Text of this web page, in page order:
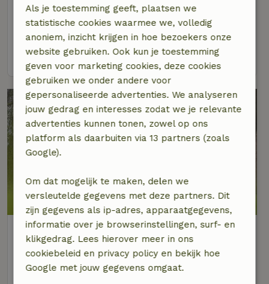
Op 3 km afstand van Bakkeveen
5 personen3 slaapkamers
bekijk
Natuurhuisje in Waskemeer
Op 3 km afstand van Bakkeveen
9/10
2 personen1 slaapkamer
Als je toestemming geeft, plaatsen we
statistische cookies waarmee we, volledig
anoniem, inzicht krijgen in hoe bezoekers onze
website gebruiken. Ook kun je toestemming
geven voor marketing cookies, deze cookies
gebruiken we onder andere voor
gepersonaliseerde advertenties. We analyseren
jouw gedrag en interesses zodat we je relevante
advertenties kunnen tonen, zowel op ons
platform als daarbuiten via 13 partners (zoals
Google).
Om dat mogelijk te maken, delen we
versleutelde gegevens met deze partners. Dit
zijn gegevens als ip-adres, apparaatgegevens,
informatie over je browserinstellingen, surf- en
klikgedrag. Lees hierover meer in ons
cookiebeleid en privacy policy en bekijk hoe
Google met jouw gegevens omgaat.